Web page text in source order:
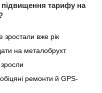
тарифу на
зростали вже рік
на металобрухт
ремонти й GPS-